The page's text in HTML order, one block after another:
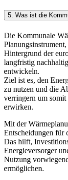
5. Was ist die
Die Kommunale
Hintergrund der
langfristig
entwickeln.
Ziel ist es, den
zu nutzen und die
verringern um
erwirken.
Mit der
Entscheidungen für
Das hilft,
Energieversorger
Nutzung
ermöglichen.